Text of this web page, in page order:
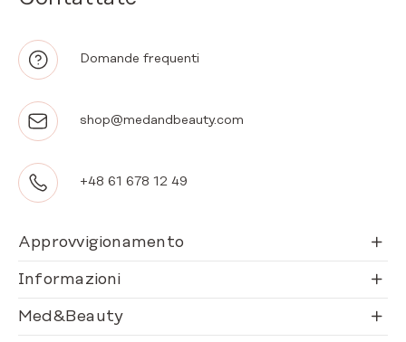
Domande frequenti
shop@medandbeauty.com
+48 61 678 12 49
Approvvigionamento
Informazioni
Med&Beauty